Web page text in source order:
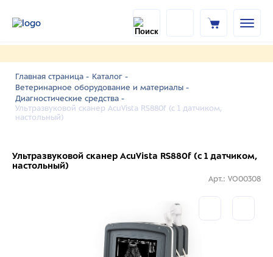
Главная страница - Каталог -
Ветеринарное оборудование и материалы -
Диагностические средства -
Ультразвуковой сканер AcuVista RS880f (c 1 датчиком,
настольный)
Ультразвуковой сканер AcuVista RS880f (c 1 датчиком,
настольный)
Арт.: VO00308